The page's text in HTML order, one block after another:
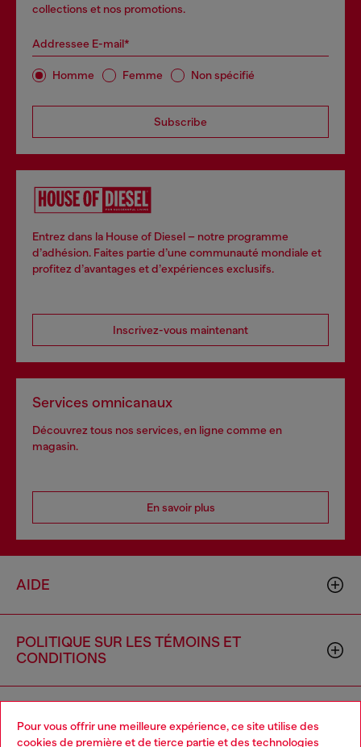
Pour vous offrir une meilleure expérience, ce site utilise des
cookies de première et de tierce partie et des technologies
collections et nos promotions.
Addressee E-mail*
Homme Femme Non spécifié
Subscribe
Entrez dans la House of Diesel – notre programme
d’adhésion. Faites partie d’une communauté mondiale et
profitez d’avantages et d’expériences exclusifs.
Inscrivez-vous maintenant
Services omnicanaux
Découvrez tous nos services, en ligne comme en
magasin.
En savoir plus
AIDE
POLITIQUE SUR LES TÉMOINS ET
CONDITIONS